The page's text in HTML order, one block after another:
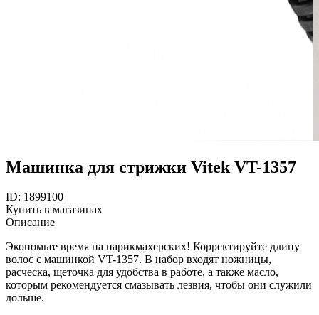
Машинка для стрижки Vitek VT-1357
ID: 1899100
Купить в магазинах
Описание
Экономьте время на парикмахерских! Корректируйте длину
волос с машинкой VT-1357. В набор входят ножницы,
расческа, щеточка для удобства в работе, а также масло,
которым рекомендуется смазывать лезвия, чтобы они служили
дольше.